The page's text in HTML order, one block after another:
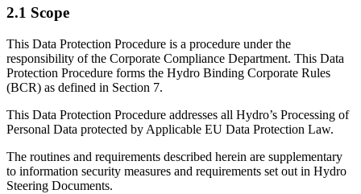
2.1 Scope
This Data Protection Procedure is a procedure under the
responsibility of the Corporate Compliance Department. This Data
Protection Procedure forms the Hydro Binding Corporate Rules
(BCR) as defined in Section 7.
This Data Protection Procedure addresses all Hydro’s Processing of
Personal Data protected by Applicable EU Data Protection Law.
The routines and requirements described herein are supplementary
to information security measures and requirements set out in Hydro
Steering Documents.